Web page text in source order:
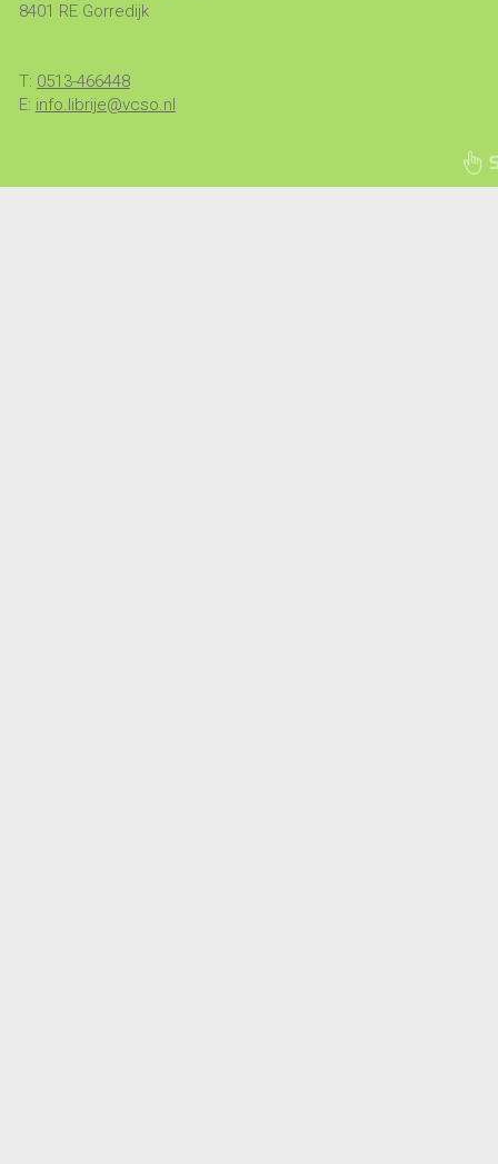
8401 RE Gorredijk
T: 0513-466448
E: info.librije@vcso.nl